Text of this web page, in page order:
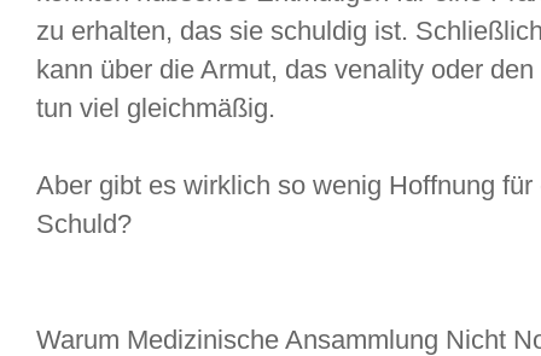
zu erhalten, das sie schuldig ist.
kann über die Armut, das venality oder
tun viel gleichmäßig.
Aber gibt es wirklich so wenig Hoffnung
Schuld?
Warum Medizinische Ansammlung Nicht